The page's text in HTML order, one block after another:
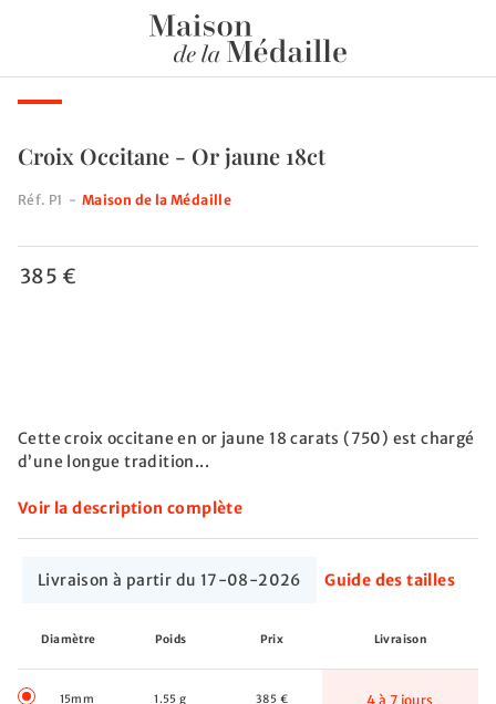
Croix Occitane - Or jaune 18ct
Réf. P1 - Maison de la Médaille
385 €
Cette croix occitane en or jaune 18 carats (750) est chargé
d’une longue tradition...
Voir la description complète
Livraison à partir du 17-08-2026 Guide des tailles
Diamètre Poids Prix Livraison
15mm 1.55 g 385 € 4 à 7 jours